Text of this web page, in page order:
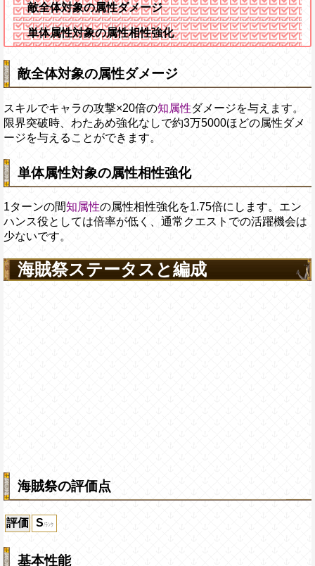
敵全体対象の属性ダメージ
単体属性対象の属性相性強化
敵全体対象の属性ダメージ
スキルでキャラの攻撃×20倍の知属性ダメージを与えます。
限界突破時、わたあめ強化なしで約3万5000ほどの属性ダメ
ージを与えることができます。
単体属性対象の属性相性強化
1ターンの間知属性の属性相性強化を1.75倍にします。エン
ハンス役としては倍率が低く、通常クエストでの活躍機会は
少ないです。
海賊祭ステータスと編成
海賊祭の評価点
評価 S
基本性能